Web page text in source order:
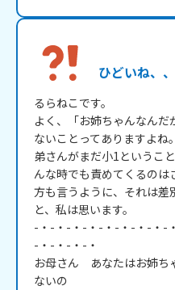
ひどいね、、
るらねこです。
よく、「お姉ちゃんなんだ
ないことってありますよね
弟さんがまだ小1というこ
んな時でも責めてくるのは
方も言うように、それは差
と、私は思います。
-・-・-・-・-・-・-・-・-
-・-・-・-・
お母さん　あなたはお姉
ないの